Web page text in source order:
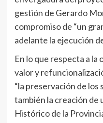
gestión de Gerardo
compromiso de “un
adelante la ejecución
En lo que respecta a la
valor y
“la preservación de los
también la creación de
Histórico de la